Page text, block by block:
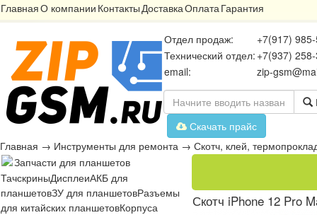
ГлавнаяО компании КонтактыДоставкаОплатаГарантия
Отдел продаж:
+7(917)
Технический отдел: +7(937)
email:
zip-
Скачать прайс
Главная → Инструменты для ремонта → Скотч, клей,
Запчасти для планшетов
ТачскриныДисплеиАКБ для
планшетовЗУ для планшетовРазъемы
для китайских планшетовКорпуса
Скотч iPhone 12 Pro